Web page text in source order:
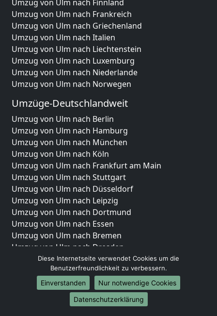
Umzug von Ulm nach Finnland
Umzug von Ulm nach Frankreich
Umzug von Ulm nach Griechenland
Umzug von Ulm nach Italien
Umzug von Ulm nach Liechtenstein
Umzug von Ulm nach Luxemburg
Umzug von Ulm nach Niederlande
Umzug von Ulm nach Norwegen
Umzüge-Deutschlandweit
Umzug von Ulm nach Berlin
Umzug von Ulm nach Hamburg
Umzug von Ulm nach München
Umzug von Ulm nach Köln
Umzug von Ulm nach Frankfurt am Main
Umzug von Ulm nach Stuttgart
Umzug von Ulm nach Düsseldorf
Umzug von Ulm nach Leipzig
Umzug von Ulm nach Dortmund
Umzug von Ulm nach Essen
Umzug von Ulm nach Bremen
Umzug von Ulm nach Dresden
Umzug von Ulm nach Hannover
Umzug von Ulm nach Nürnberg
Umzug von Ulm nach Duisburg
Umzug von Ulm nach Bochum
Umzug von Ulm nach Wuppertal
Diese Internetseite verwendet Cookies um die
Benutzerfreundlichkeit zu verbessern.
Einverstanden
Nur notwendige Cookies
Datenschutzerklärung